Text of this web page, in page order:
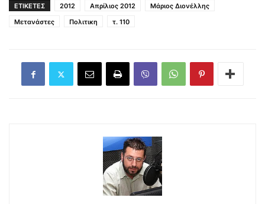
ΕΤΙΚΕΤΕΣ 2012 Απρίλιος 2012
Μάριος Διονέλλης
Μετανάστες
Πολιτικη τ. 110